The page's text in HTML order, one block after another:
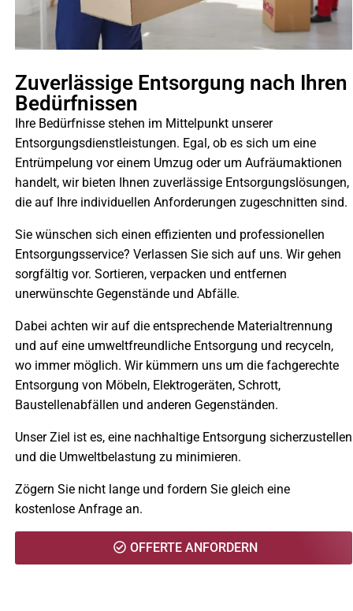
Zuverlässige Entsorgung nach Ihren
Bedürfnissen
Ihre Bedürfnisse stehen im Mittelpunkt unserer
Entsorgungsdienstleistungen. Egal, ob es sich um eine
Entrümpelung vor einem Umzug oder um Aufräumaktionen
handelt, wir bieten Ihnen zuverlässige Entsorgungslösungen,
die auf Ihre individuellen Anforderungen zugeschnitten sind.
Sie wünschen sich einen effizienten und professionellen
Entsorgungsservice? Verlassen Sie sich auf uns. Wir gehen
sorgfältig vor. Sortieren, verpacken und entfernen
unerwünschte Gegenstände und Abfälle.
Dabei achten wir auf die entsprechende Materialtrennung
und auf eine umweltfreundliche Entsorgung und recyceln,
wo immer möglich. Wir kümmern uns um die fachgerechte
Entsorgung von Möbeln, Elektrogeräten, Schrott,
Baustellenabfällen und anderen Gegenständen.
Unser Ziel ist es, eine nachhaltige Entsorgung sicherzustellen
und die Umweltbelastung zu minimieren.
Zögern Sie nicht lange und fordern Sie gleich eine
kostenlose Anfrage an.
OFFERTE ANFORDERN